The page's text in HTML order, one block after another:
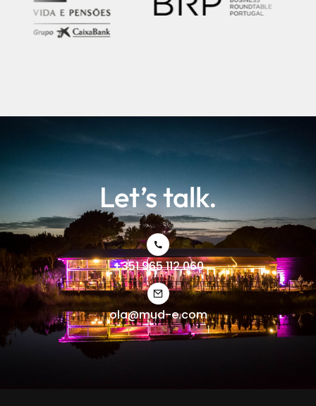
Let’s talk.
+351 965 112 060
ola@mud-e.com